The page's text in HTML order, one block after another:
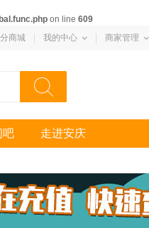
on line 609
商城 我的中心 商家管理
吧 走进安庆